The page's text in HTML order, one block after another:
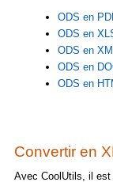
ODS en
ODS en
ODS en
ODS en
ODS en
Convertir en
Avec CoolUtils, il est